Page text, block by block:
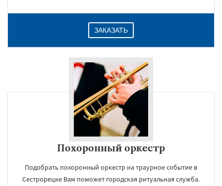
ЗАКАЗАТЬ
Похоронный оркестр
Подобрать похоронный оркестр на траурное событие в
Сестрорецке Вам поможет городская ритуальная служба.